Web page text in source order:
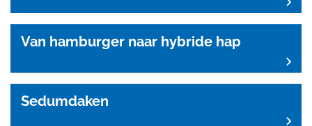
Van hamburger naar hybride hap
Sedumdaken